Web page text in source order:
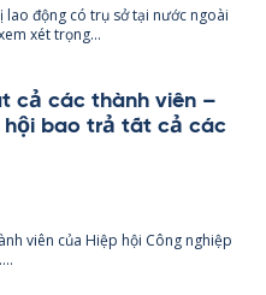
lao động có trụ sở tại nước ngoài
xét trọng...
cả các thành viên –
hội bao trả tất cả các
viên của Hiệp hội Công ng­hiệp